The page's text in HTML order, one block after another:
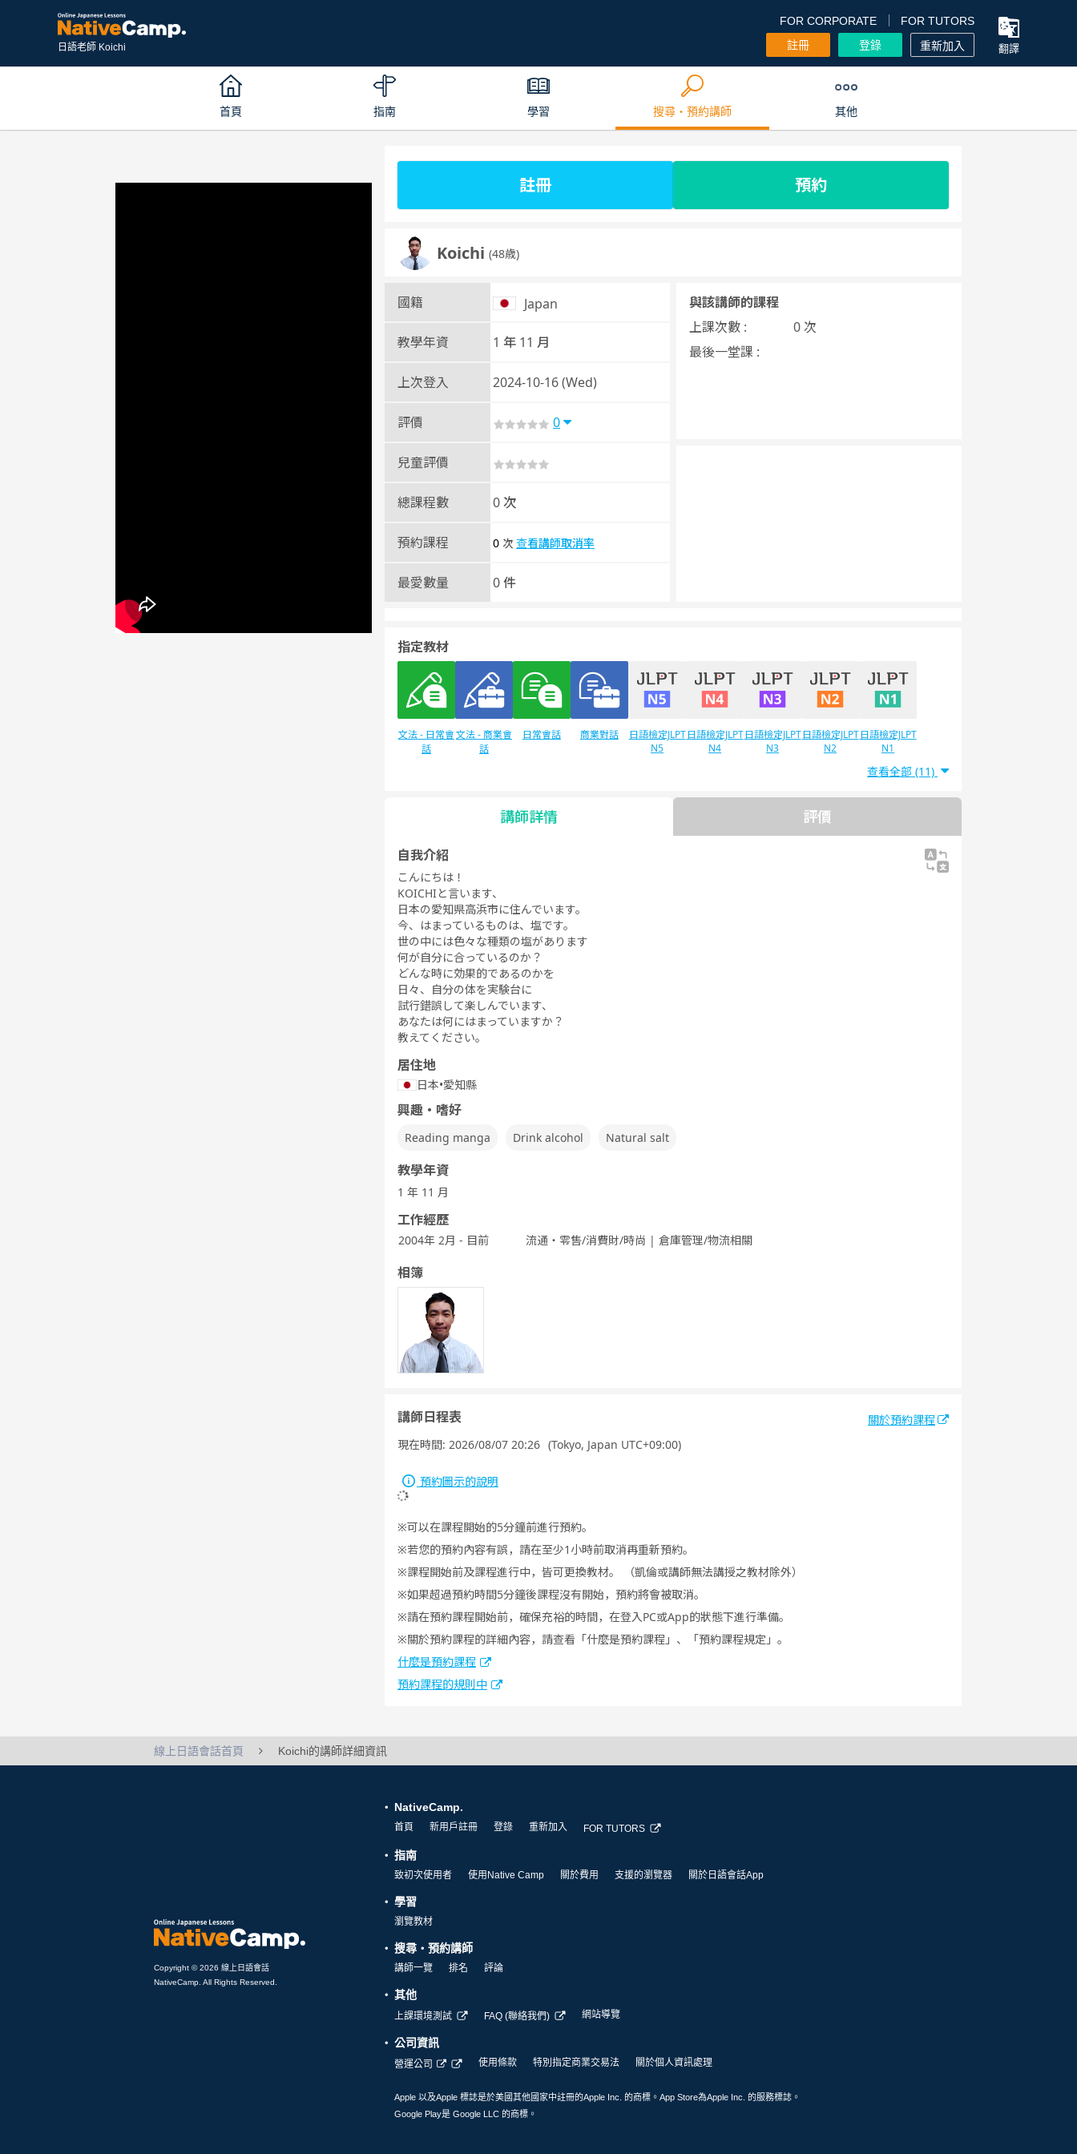
日語老師 Koichi
FOR CORPORATE
FOR TUTORS
註冊
登錄 重新加入 翻譯
首頁 指南 學習 搜尋・預約講師 其他
註冊 預約
Koichi (48歳)
國籍 Japan
教學年資 1 年 11 月
上次登入 2024-10-16 (Wed)
評價 0
兒童評價
總課程數 0 次
預約課程 0 次 查看講師取消率
最愛數量 0 件
與該講師的課程
上課次數 :
0 次
最後一堂課 :
指定教材
文法 - 日常會
話
文法 - 商業會
話
日常會話 商業對話
日語檢定JLPT
N5
日語檢定JLPT
N4
日語檢定JLPT
N3
日語檢定JLPT
N2
日語檢定JLPT
N1
查看全部 (11)
講師詳情 評價
自我介紹
こんにちは！
KOICHIと言います、
日本の愛知県高浜市に住んでいます。
今、はまっているものは、塩です。
世の中には色々な種類の塩があります
何が自分に合っているのか？
どんな時に効果的であるのかを
日々、自分の体を実験台に
試行錯誤して楽しんでいます、
あなたは何にはまっていますか？
教えてください。
居住地
日本•愛知縣
興趣・嗜好
Reading manga Drink alcohol Natural salt
教學年資
1 年 11 月
工作經歷
2004年 2月 - 目前 流通・零售/消費財/時尚 | 倉庫管理/物流相關
相簿
講師日程表
關於預約課程
現在時間: 2026/08/07 20:26 (Tokyo, Japan UTC+09:00)
預約圖示的說明
可以在課程開始的5分鐘前進行預約。
若您的預約內容有誤，請在至少1小時前取消再重新預約。
課程開始前及課程進行中，皆可更換教材。 （凱倫或講師無法講授之教材除外）
如果超過預約時間5分鐘後課程沒有開始，預約將會被取消。
請在預約課程開始前，確保充裕的時間，在登入PC或App的狀態下進行準備。
關於預約課程的詳細內容，請查看「什麼是預約課程」、「預約課程規定」。
什麼是預約課程
預約課程的規則中
線上日語會話首頁 Koichi的講師詳細資訊
Copyright © 2026 線上日語會話
NativeCamp. All Rights Reserved.
NativeCamp.
首頁 新用戶註冊 登錄 重新加入 FOR TUTORS
指南
致初次使用者 使用Native Camp 關於費用 支援的瀏覽器 關於日語會話App
學習
瀏覽教材
搜尋・預約講師
講師一覽 排名 評論
其他
上課環境測試 FAQ (聯絡我們) 網站導覽
公司資訊
營運公司 使用條款 特別指定商業交易法 關於個人資訊處理
Apple 以及Apple 標誌是於美國其他國家中註冊的Apple Inc. 的商標。App Store為Apple Inc. 的服務標誌。
Google Play是 Google LLC 的商標。